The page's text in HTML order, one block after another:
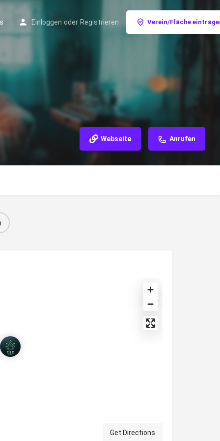
Einloggen oder Registrieren Verein/Fläche
Webseite Anrufen
Get Directions